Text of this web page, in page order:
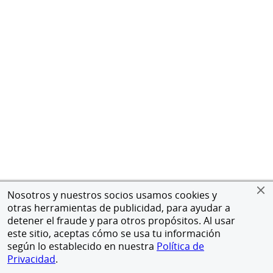
Nosotros y nuestros socios usamos cookies y
otras herramientas de publicidad, para ayudar a
detener el fraude y para otros propósitos. Al usar
este sitio, aceptas cómo se usa tu información
según lo establecido en nuestra Política de
Privacidad.